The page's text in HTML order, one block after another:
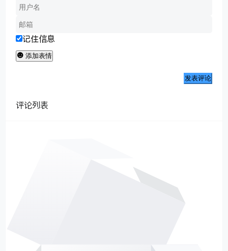
记住信息
添加表情
发表评论
评论列表